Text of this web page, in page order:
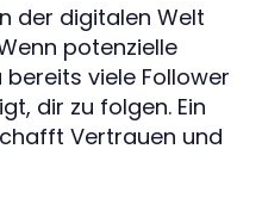
der digitalen Welt
potenzielle
viele Follower
dir zu folgen. Ein
Vertrauen und